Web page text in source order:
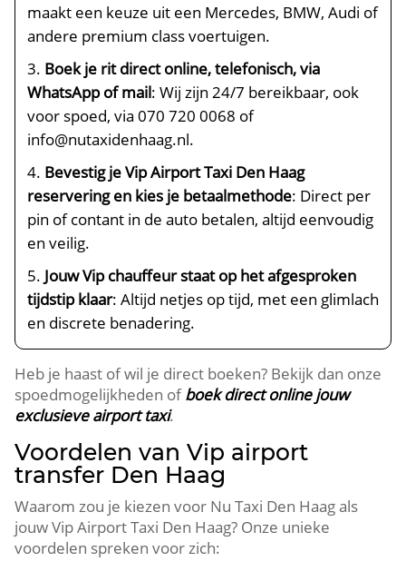
maakt een keuze uit een Mercedes, BMW, Audi of
andere premium class voertuigen.
Boek je rit direct online, telefonisch, via
WhatsApp of mail: Wij zijn 24/7 bereikbaar, ook
voor spoed, via 070 720 0068 of
info@nutaxidenhaag.nl.
Bevestig je Vip Airport Taxi Den Haag
reservering en kies je betaalmethode: Direct per
pin of contant in de auto betalen, altijd eenvoudig
en veilig.
Jouw Vip chauffeur staat op het afgesproken
tijdstip klaar: Altijd netjes op tijd, met een glimlach
en discrete benadering.
Heb je haast of wil je direct boeken? Bekijk dan onze
spoedmogelijkheden ofboek direct online jouw
exclusieve airport taxi.
Voordelen van Vip airport
transfer Den Haag
Waarom zou je kiezen voor Nu Taxi Den Haag als
jouw Vip Airport Taxi Den Haag? Onze unieke
voordelen spreken voor zich: